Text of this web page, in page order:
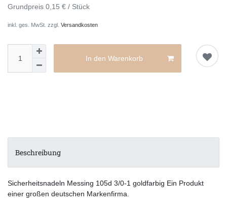
Grundpreis 0,15 € / Stück
inkl. ges. MwSt. zzgl. Versandkosten
In den Warenkorb
Beschreibung
Sicherheitsnadeln Messing 105d 3/0-1 goldfarbig Ein Produkt
einer großen deutschen Markenfirma.